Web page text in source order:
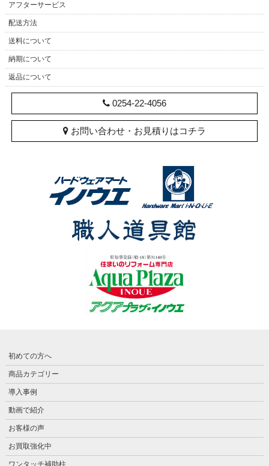
アフターサービス
配送方法
送料について
納期について
返品について
0254-22-4056
お問い合わせ・お見積りはコチラ
初めての方へ
商品カテゴリー
導入事例
動画で紹介
お客様の声
お買取強化中
ワンタッチ補助柱